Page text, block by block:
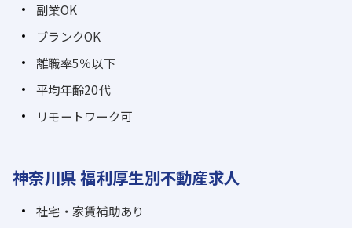
副業OK
ブランクOK
離職率5％以下
平均年齢20代
リモートワーク可
神奈川県 福利厚生別不動産求人
社宅・家賃補助あり